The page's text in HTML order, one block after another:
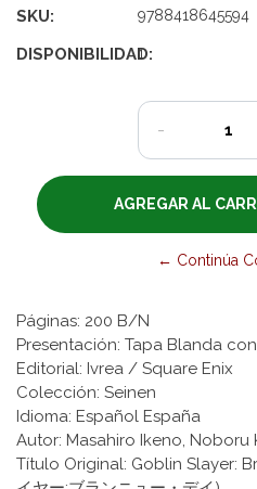
SKU: 9788418645594
DISPONIBILIDAD:
1
-
← Continúa
Páginas: 200 B/N
Presentación: Tapa Blanda
Editorial: Ivrea / Square Enix
Colección: Seinen
Idioma: Español España
Autor: Masahiro Ikeno, Noboru
Título Original: Goblin Slayer: